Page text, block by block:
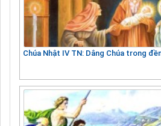
Chúa Nhật IV TN: Dâng Chúa trong